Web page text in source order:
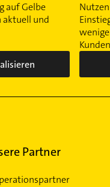
auf Gelbe
aktuell und
Partner